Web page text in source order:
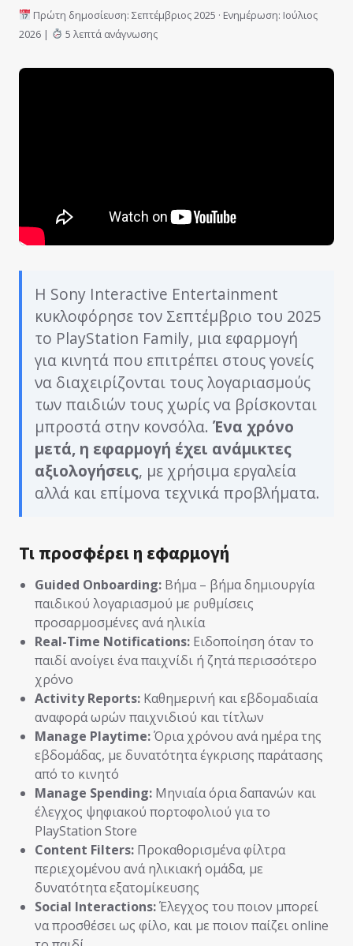
Πρώτη δημοσίευση: Σεπτέμβριος 2025 · Ενημέρωση: Ιούλιος
2026 |
5 λεπτά ανάγνωσης
Η Sony Interactive Entertainment
κυκλοφόρησε τον Σεπτέμβριο του 2025
το PlayStation Family, μια εφαρμογή
για κινητά που επιτρέπει στους γονείς
να διαχειρίζονται τους λογαριασμούς
των παιδιών τους χωρίς να βρίσκονται
μπροστά στην κονσόλα. Ένα χρόνο
μετά, η εφαρμογή έχει ανάμικτες
αξιολογήσεις, με χρήσιμα εργαλεία
αλλά και επίμονα τεχνικά προβλήματα.
Τι προσφέρει η εφαρμογή
Guided Onboarding: Βήμα – βήμα δημιουργία
παιδικού λογαριασμού με ρυθμίσεις
προσαρμοσμένες ανά ηλικία
Real-Time Notifications: Ειδοποίηση όταν το
παιδί ανοίγει ένα παιχνίδι ή ζητά περισσότερο
χρόνο
Activity Reports: Καθημερινή και εβδομαδιαία
αναφορά ωρών παιχνιδιού και τίτλων
Manage Playtime:Όρια χρόνου ανά ημέρα της
εβδομάδας, με δυνατότητα έγκρισης παράτασης
από το κινητό
Manage Spending: Μηνιαία όρια δαπανών και
έλεγχος ψηφιακού πορτοφολιού για το
PlayStation Store
Content Filters: Προκαθορισμένα φίλτρα
περιεχομένου ανά ηλικιακή ομάδα, με
δυνατότητα εξατομίκευσης
Social Interactions:Έλεγχος του ποιον μπορεί
να προσθέσει ως φίλο, και με ποιον παίζει online